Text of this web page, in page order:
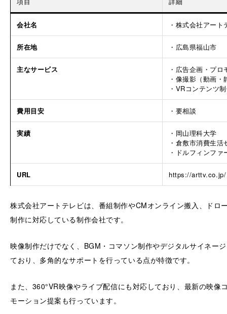
会社名 ・株式会社アート
所在地 ・広島県福山市
主なサービス
・広告企画・プロ
・像撮影（動画
・VRコンテンツ
費用目安 ・要相談
実績
・岡山理科大学
・倉敷市消費生
・ドルフィンフ
URL https://arttv.co.jp/
株式会社アートテレビは、番組制作やCMオンライン搬入、ドロ
制作に対応している制作会社です。
映像制作だけでなく、BGM・コマソン制作やデジタルサイネー
ており、多角的なサポートを行っている点が特徴です。
また、360°VR映像やライブ配信にも対応しており、最新の映像
モーション提案も行っています。